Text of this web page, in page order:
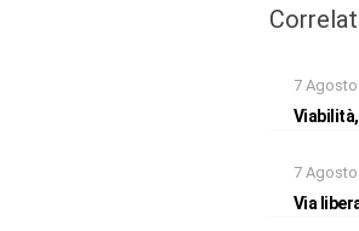
7 Agosto
7 Agosto
Via